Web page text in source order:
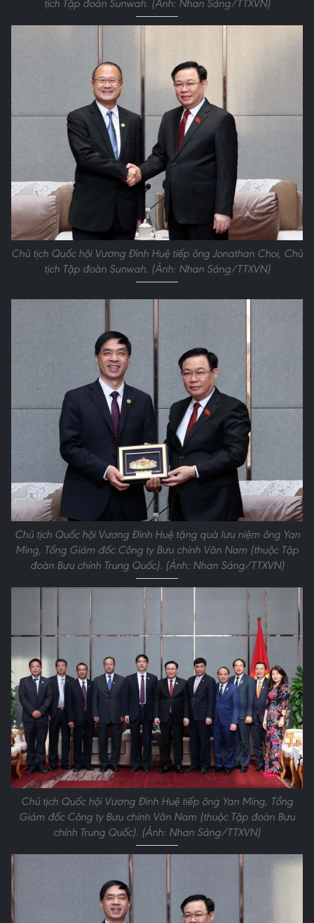
tịch Tập đoàn Sunwah. (Ảnh: Nhan Sáng/TTXVN)
Chủ tịch Quốc hội Vương Đình Huệ tiếp ông Jonathan Choi, Chủ
tịch Tập đoàn Sunwah. (Ảnh: Nhan Sáng/TTXVN)
Chủ tịch Quốc hội Vương Đình Huệ tặng quà lưu niệm ông Yan
Ming, Tổng Giám đốc Công ty Bưu chính Vân Nam (thuộc Tập
đoàn Bưu chính Trung Quốc). (Ảnh: Nhan Sáng/TTXVN)
Chủ tịch Quốc hội Vương Đình Huệ tiếp ông Yan Ming, Tổng
Giám đốc Công ty Bưu chính Vân Nam (thuộc Tập đoàn Bưu
chính Trung Quốc). (Ảnh: Nhan Sáng/TTXVN)